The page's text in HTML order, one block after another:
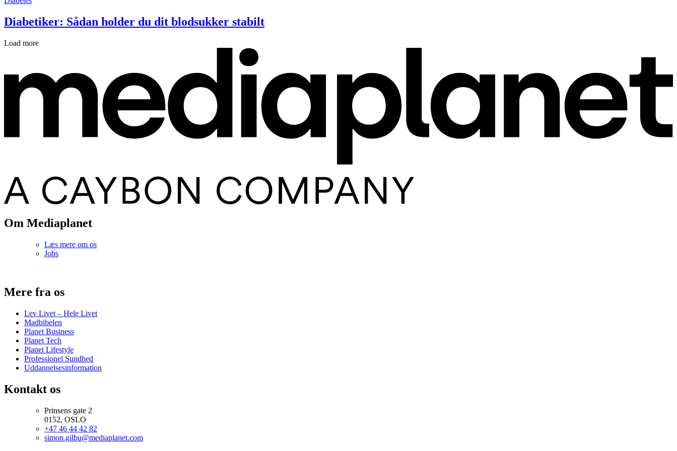
Diabetiker: Sådan holder du dit blodsukker stabilt
Load more
Om Mediaplanet
Læs mere om os
Jobs
Mere fra os
Lev Livet – Hele Livet
Madbibelen
Planet Business
Planet Tech
Planet Lifestyle
Professionel Sundhed
Uddannelsesinformation
Kontakt os
Prinsens gate 2
0152, OSLO
+47 46 44 42 82
simon.gilbu@mediaplanet.com